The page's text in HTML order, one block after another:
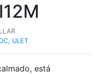
ULET
está